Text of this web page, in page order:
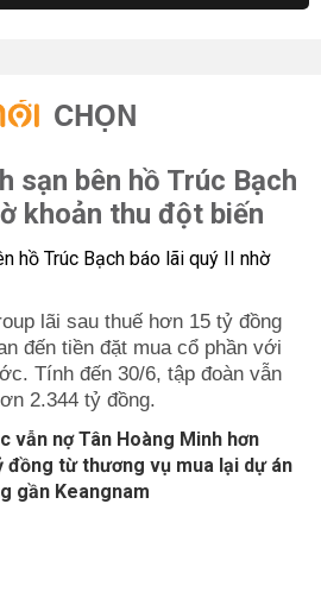
CHỌN
sạn bên hồ Trúc Bạch
khoản thu đột biến
lãi sau thuế hơn 15 tỷ đồng
đến tiền đặt mua cổ phần với
Tính đến 30/6, tập đoàn vẫn
2.344 tỷ đồng.
vẫn nợ Tân Hoàng Minh hơn
đồng từ thương vụ mua lại dự án
gần Keangnam